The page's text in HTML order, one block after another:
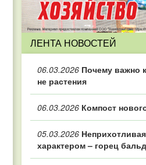
ЛЕНТА НОВОСТЕЙ
06.03.2026 Почему важно
не растения
06.03.2026 Компост
05.03.2026
характером – горец